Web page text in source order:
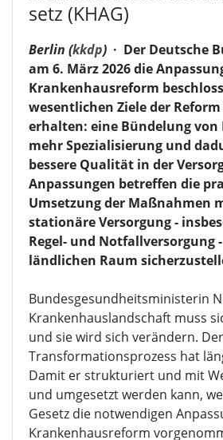
setz (KHAG)
Berlin (kkdp) · Der Deutsche
am 6. März 2026 die
Krankenhausreform
wesentlichen Ziele der
erhalten: eine Bündelung von
mehr Spezialisierung und
bessere Qualität in der
Anpassungen betreffen die
Umsetzung der Maßnahmen
stationäre Versorgung -
Regel- und Notfallversorgung
ländlichen Raum
Bundesgesundheitsministerin
Krankenhauslandschaft muss
und sie wird sich verändern. Der
Transformationsprozess hat
Damit er strukturiert und mit
und umgesetzt werden kann,
Gesetz die notwendigen
Krankenhausreform